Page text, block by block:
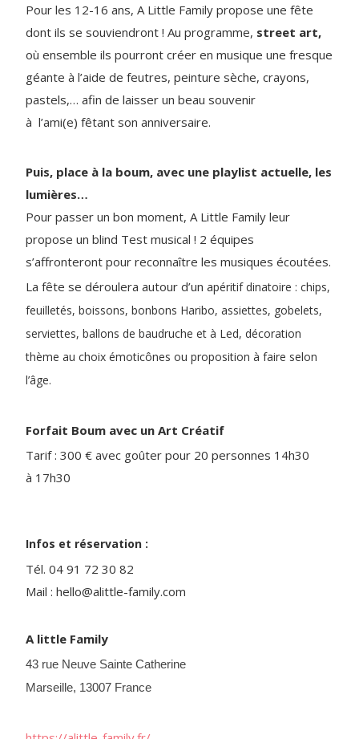
Pour les 12-16 ans, A Little Family propose une fête
dont ils se souviendront ! Au programme, street art,
où ensemble ils pourront créer en musique une fresque
géante à l’aide de feutres, peinture sèche, crayons,
pastels,… afin de laisser un beau souvenir
à l’ami(e) fêtant son anniversaire.
Puis, place à la boum, avec une playlist actuelle, les
lumières…
Pour passer un bon moment, A Little Family leur
propose un blind Test musical ! 2 équipes
s’affronteront pour reconnaître les musiques écoutées.
La fête se déroulera autour d’un apéritif dinatoire : chips,
feuilletés, boissons, bonbons Haribo, assiettes, gobelets,
serviettes, ballons de baudruche et à Led, décoration
thème au choix émoticônes ou proposition à faire selon
l’âge.
Forfait Boum avec un Art Créatif
Tarif : 300 € avec goûter pour 20 personnes 14h30
à 17h30
Infos et réservation :
Tél. 04 91 72 30 82
Mail : hello@alittle-family.com
A little Family
43 rue Neuve Sainte Catherine
Marseille, 13007 France